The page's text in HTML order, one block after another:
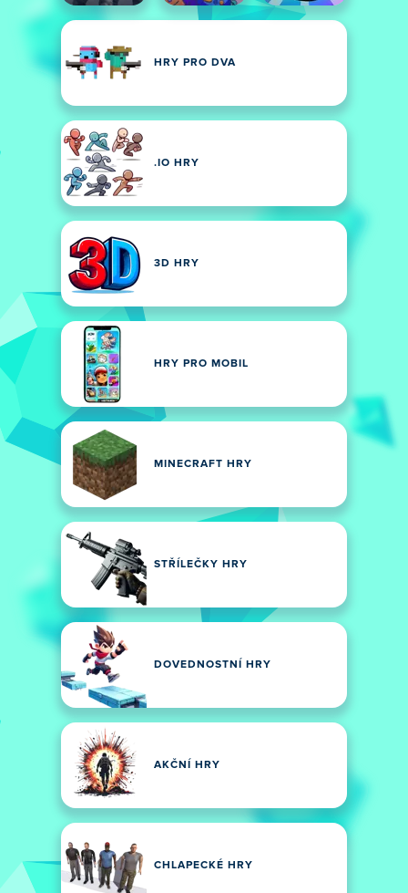
HRY PRO DVA
.IO HRY
3D HRY
HRY PRO MOBIL
MINECRAFT HRY
STŘÍLEČKY HRY
DOVEDNOSTNÍ HRY
AKČNÍ HRY
CHLAPECKÉ HRY